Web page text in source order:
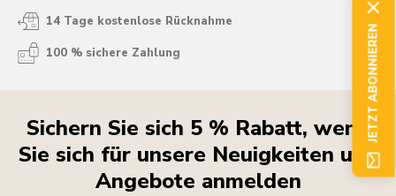
14 Tage kostenlose Rücknahme
100 % sichere Zahlung
Sichern Sie sich 5 % Rabatt, wenn
Sie sich für unsere Neuigkeiten und
Angebote anmelden
JETZT ABONNIEREN